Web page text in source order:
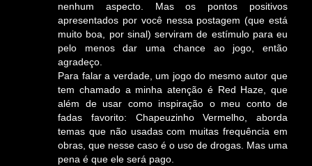
nenhum aspecto. Mas os pontos positivos
apresentados por você nessa postagem (que está
muito boa, por sinal) serviram de estímulo para eu
pelo menos dar uma chance ao jogo, então
agradeço.
Para falar a verdade, um jogo do mesmo autor que
tem chamado a minha atenção é Red Haze, que
além de usar como inspiração o meu conto de
fadas favorito: Chapeuzinho Vermelho, aborda
temas que não usadas com muitas frequência em
obras, que nesse caso é o uso de drogas. Mas uma
pena é que ele será pago.